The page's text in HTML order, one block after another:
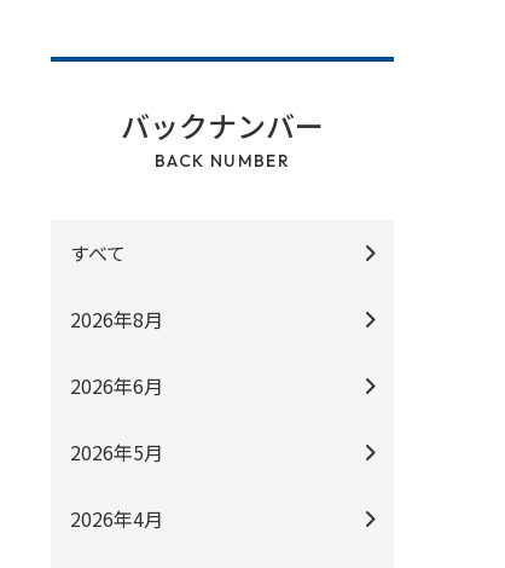
バックナンバー
BACK NUMBER
すべて
2026年8月
2026年6月
2026年5月
2026年4月